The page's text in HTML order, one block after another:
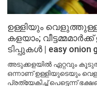
ഉള്ളിയും
കളയാം;
ടിപ്പുകൾ | easy onion
അടുക്കളയിൽ ഏറ്റവും
ഒന്നാണ് ഉള്ളിയുടെയും
പ്രത്യേകിച്ച് പെട്ടെന്ന്